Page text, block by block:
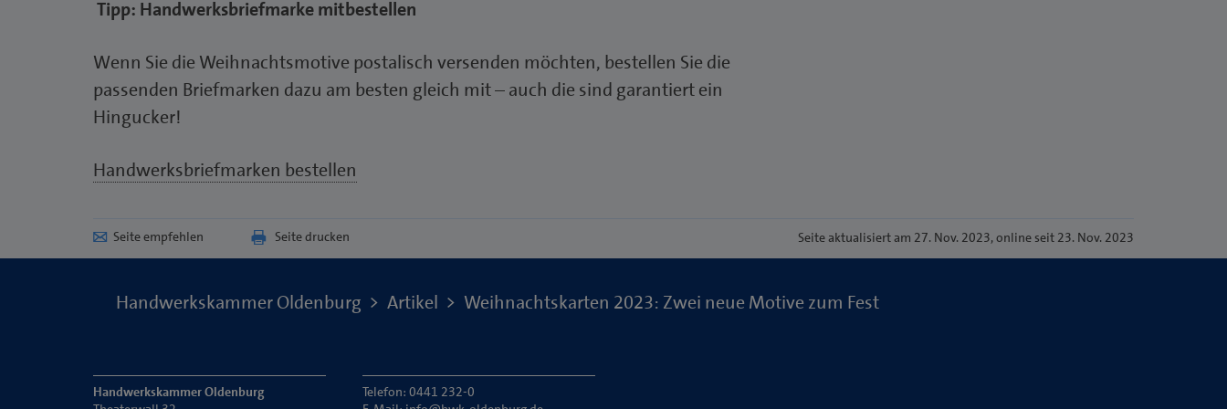
Tipp: Handwerksbriefmarke mitbestellen
Wenn Sie die Weihnachtsmotive postalisch versenden möchten, bestellen Sie die
passenden Briefmarken dazu am besten gleich mit – auch die sind garantiert ein
Hingucker!
Handwerksbriefmarken bestellen
Seite empfehlen Seite drucken Seiteaktualisiert am 27. Nov. 2023, online seit 23. Nov. 2023
Handwerkskammer Oldenburg Artikel Weihnachtskarten 2023: Zwei neue Motive zum Fest
Handwerkskammer Oldenburg
Telefon: 0441 232-0